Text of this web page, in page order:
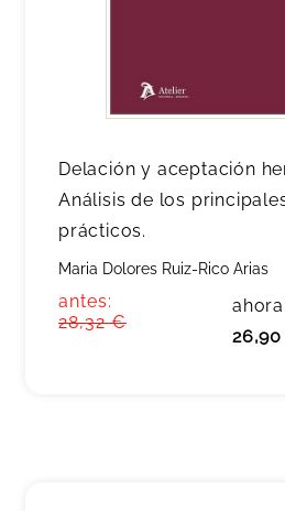
Delación y aceptación
Análisis de los
prácticos.
Maria Dolores Ruiz-Rico Arias
antes:
28,32 €
ahora: